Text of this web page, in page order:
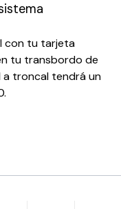
con tu tarjeta
tu transbordo de
a troncal tendrá un